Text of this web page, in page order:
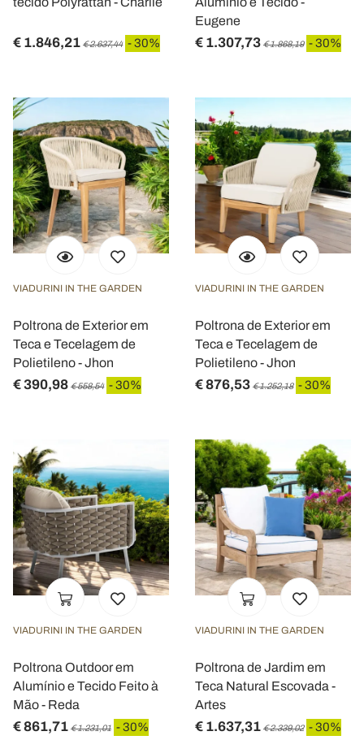
€ 1.846,21 € 2.637,44 - 30%
Eugene
€ 1.307,73 € 1.868,19 - 30%
VIADURINI IN THE GARDEN
Poltrona de Exterior em
Teca e Tecelagem de
Polietileno - Jhon
€ 390,98 € 558,54 - 30%
VIADURINI IN THE GARDEN
Poltrona de Exterior em
Teca e Tecelagem de
Polietileno - Jhon
€ 876,53 € 1.252,18 - 30%
VIADURINI IN THE GARDEN
Poltrona Outdoor em
Alumínio e Tecido Feito à
Mão - Reda
€ 861,71 € 1.231,01 - 30%
VIADURINI IN THE GARDEN
Poltrona de Jardim em
Teca Natural Escovada -
Artes
€ 1.637,31 € 2.339,02 - 30%